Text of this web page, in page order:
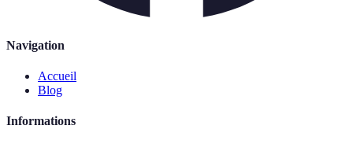
Navigation
Accueil
Blog
Informations